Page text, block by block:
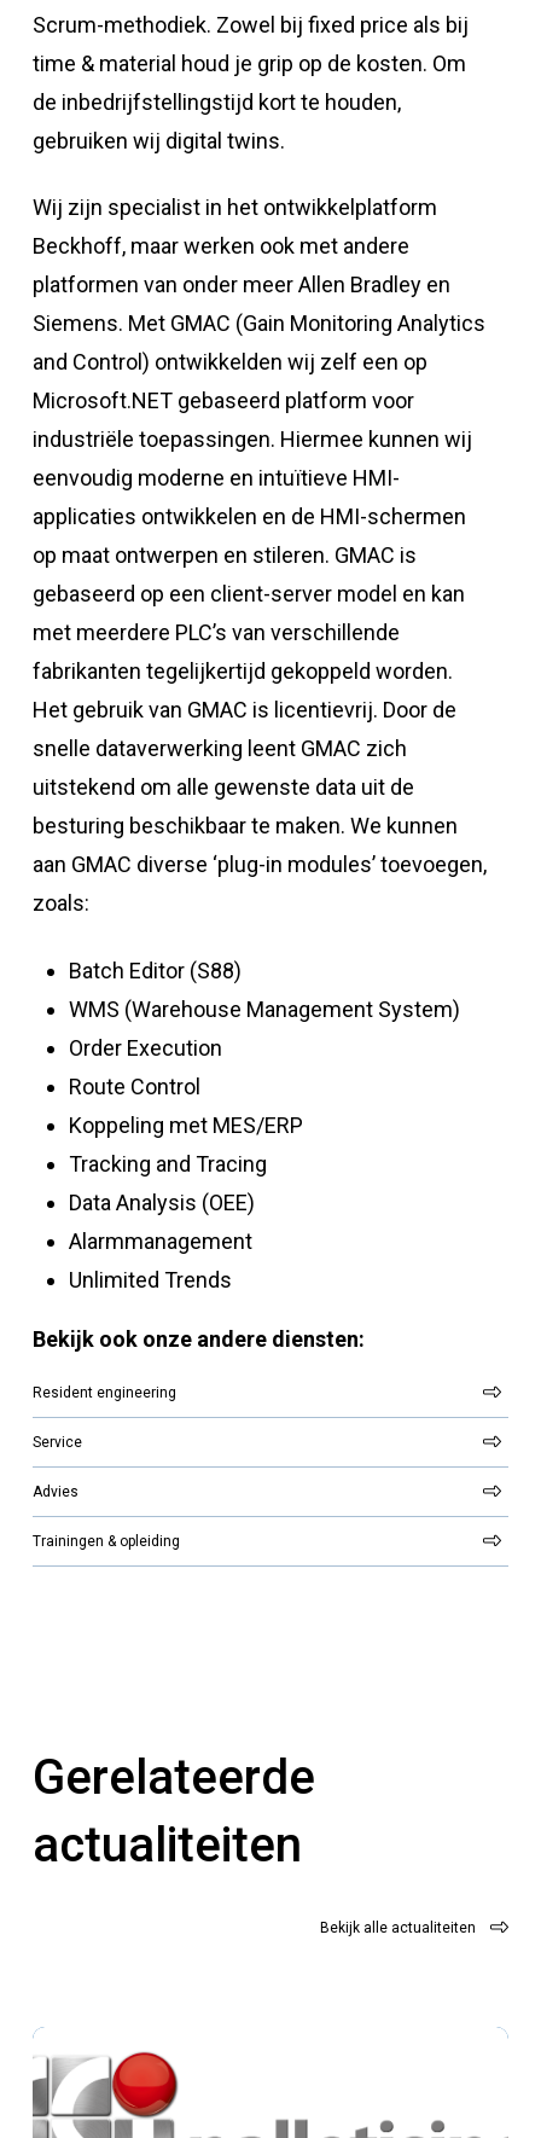
Scrum-methodiek. Zowel bij fixed price als bij
time & material houd je grip op de kosten. Om
de inbedrijfstellingstijd kort te houden,
gebruiken wij digital twins.
Wij zijn specialist in het ontwikkelplatform
Beckhoff, maar werken ook met andere
platformen van onder meer Allen Bradley en
Siemens. Met GMAC (Gain Monitoring Analytics
and Control) ontwikkelden wij zelf een op
Microsoft.NET gebaseerd platform voor
industriële toepassingen. Hiermee kunnen wij
eenvoudig moderne en intuïtieve HMI-
applicaties ontwikkelen en de HMI-schermen
op maat ontwerpen en stileren. GMAC is
gebaseerd op een client-server model en kan
met meerdere PLC’s van verschillende
fabrikanten tegelijkertijd gekoppeld worden.
Het gebruik van GMAC is licentievrij. Door de
snelle dataverwerking leent GMAC zich
uitstekend om alle gewenste data uit de
besturing beschikbaar te maken. We kunnen
aan GMAC diverse ‘plug-in modules’ toevoegen,
zoals:
Batch Editor (S88)
WMS (Warehouse Management System)
Order Execution
Route Control
Koppeling met MES/ERP
Tracking and Tracing
Data Analysis (OEE)
Alarmmanagement
Unlimited Trends
Bekijk ook onze andere diensten:
Resident engineering
Service
Advies
Trainingen & opleiding
Gerelateerde
actualiteiten
Bekijk alle actualiteiten